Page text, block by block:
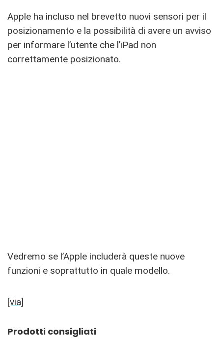
Apple ha incluso nel brevetto nuovi sensori per il
posizionamento e la possibilità di avere un avviso
per informare l’utente che l’iPad non
correttamente posizionato.
Vedremo se l’Apple includerà queste nuove
funzioni e soprattutto in quale modello.
[via]
Prodotti consigliati